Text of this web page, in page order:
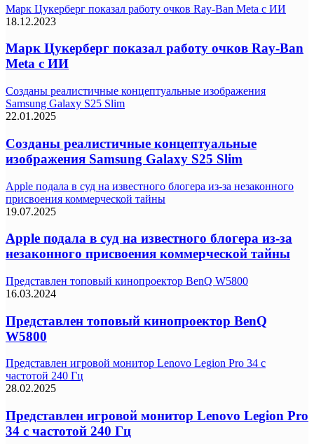
Марк Цукерберг показал работу очков Ray-Ban Meta с ИИ
18.12.2023
Марк Цукерберг показал работу очков Ray-Ban
Meta с ИИ
Созданы реалистичные концептуальные изображения
Samsung Galaxy S25 Slim
22.01.2025
Созданы реалистичные концептуальные
изображения Samsung Galaxy S25 Slim
Apple подала в суд на известного блогера из-за незаконного
присвоения коммерческой тайны
19.07.2025
Apple подала в суд на известного блогера из-за
незаконного присвоения коммерческой тайны
Представлен топовый кинопроектор BenQ W5800
16.03.2024
Представлен топовый кинопроектор BenQ
W5800
Представлен игровой монитор Lenovo Legion Pro 34 с
частотой 240 Гц
28.02.2025
Представлен игровой монитор Lenovo Legion Pro
34 с частотой 240 Гц